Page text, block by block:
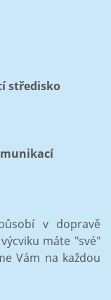
středisko
v dopravě
máte "své"
Vám na každou